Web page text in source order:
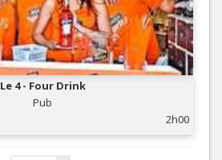
Le 4 - Four Drink
Pub
2h00